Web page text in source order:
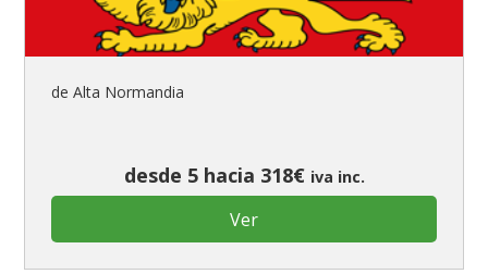
de Alta Normandia
desde 5 hacia 318€ iva inc.
Ver